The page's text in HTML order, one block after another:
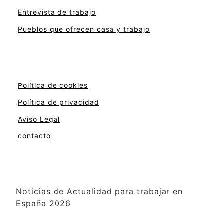
Entrevista de trabajo
Pueblos que ofrecen casa y trabajo
Política de cookies
Política de privacidad
Aviso Legal
contacto
Noticias de Actualidad para trabajar en
España 2026